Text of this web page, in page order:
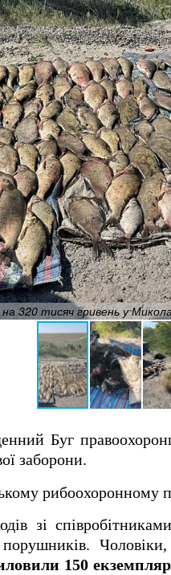
320 тисяч гривень у
Буг
заборони.
рибоохоронному
зі
150